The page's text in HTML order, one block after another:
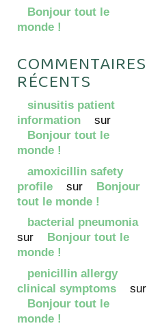
Bonjour tout le
monde !
COMMENTAIRES
RÉCENTS
sinusitis patient
information
sur
Bonjour tout le
monde !
amoxicillin safety
profile
sur
Bonjour
tout le monde !
bacterial pneumonia
sur
Bonjour tout le
monde !
penicillin allergy
clinical symptoms
sur
Bonjour tout le
monde !